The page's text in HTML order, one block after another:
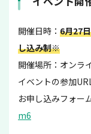
開催日時： 6月27
し込み制※
開催場所：オンラ
イベントの参加
お申し込みフォー
m6